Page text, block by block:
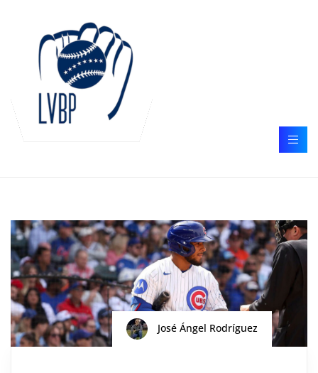
José Ángel Rodríguez